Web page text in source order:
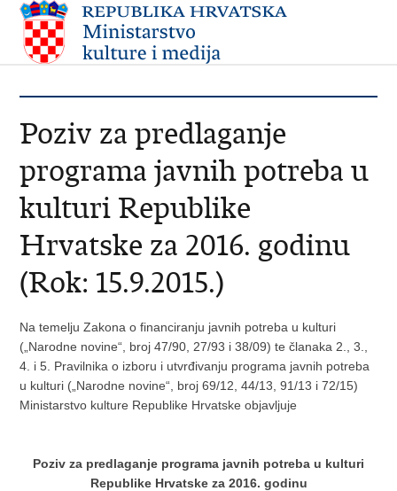
Poziv za predlaganje
programa javnih potreba u
kulturi Republike
Hrvatske za 2016. godinu
(Rok: 15.9.2015.)
Na temelju Zakona o financiranju javnih potreba u kulturi
(„Narodne novine“, broj 47/90, 27/93 i 38/09) te članaka 2., 3.,
4. i 5. Pravilnika o izboru i utvrđivanju programa javnih potreba
u kulturi („Narodne novine“, broj 69/12, 44/13, 91/13 i 72/15)
Ministarstvo kulture Republike Hrvatske objavljuje
Poziv za predlaganje programa javnih potreba u kulturi
Republike Hrvatske za 2016. godinu